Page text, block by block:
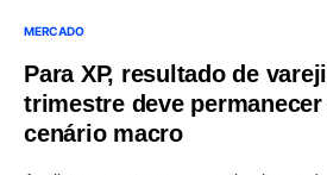
MERCADO
Para XP, resultado de
trimestre deve
cenário macro